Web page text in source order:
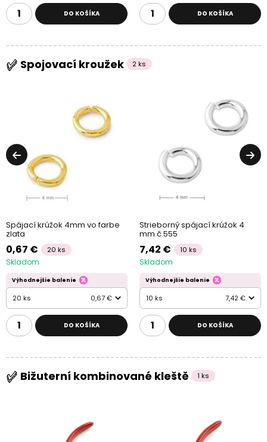
DO KOŠÍKA DO KOŠÍKA
Spojovací kroužek 2 ks
Spájací krúžok 4mm vo farbe
zlata
0,67 € 20 ks
Skladom
Výhodnejšie balenie
20 ks 0,67 €
DO KOŠÍKA
Strieborný spájací krúžok 4
mm č.555
7,42 € 10 ks
Skladom
Výhodnejšie balenie
10 ks 7,42 €
DO KOŠÍKA
Bižuterní kombinované kleště 1 ks